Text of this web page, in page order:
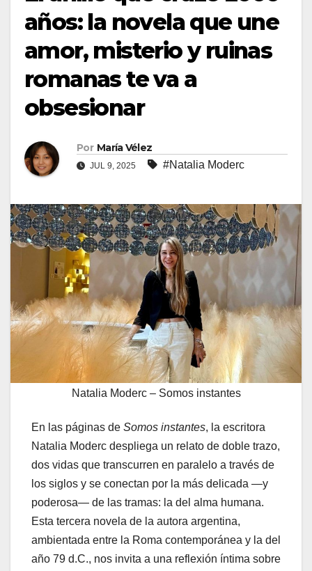
años: la novela que une
amor, misterio y ruinas
romanas te va a
obsesionar
Por María Vélez
JUL 9, 2025 #Natalia Moderc
Natalia Moderc – Somos instantes
En las páginas de Somos instantes, la escritora
Natalia Moderc despliega un relato de doble trazo,
dos vidas que transcurren en paralelo a través de
los siglos y se conectan por la más delicada —y
poderosa— de las tramas: la del alma humana.
Esta tercera novela de la autora argentina,
ambientada entre la Roma contemporánea y la del
año 79 d.C., nos invita a una reflexión íntima sobre